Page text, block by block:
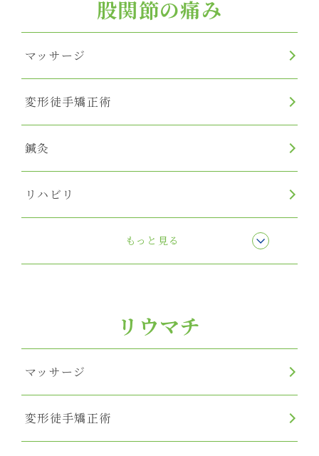
股関節の痛み
マッサージ
変形徒手矯正術
鍼灸
リハビリ
もっと見る
リウマチ
マッサージ
変形徒手矯正術